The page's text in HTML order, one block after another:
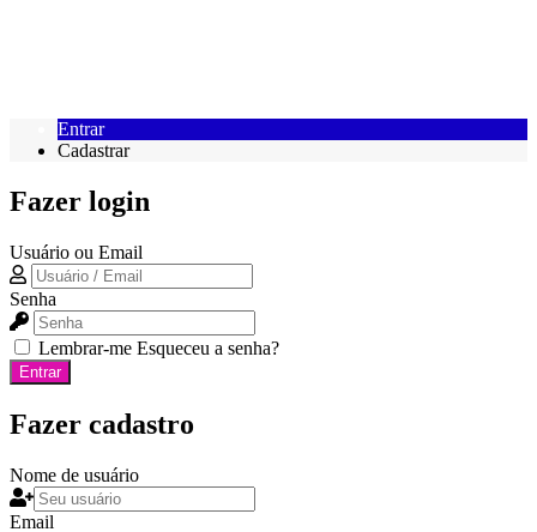
Entrar
Cadastrar
Fazer login
Usuário ou Email
Senha
Lembrar-me Esqueceu a senha?
Entrar
Fazer cadastro
Nome de usuário
Email